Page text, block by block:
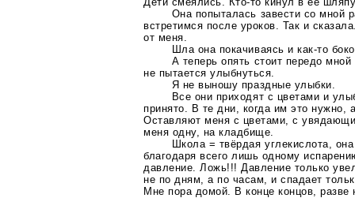
Она попыталась завести со мной
встретимся после уроков. Так и
от меня.
Шла она покачиваясь икак-то
А теперь опять стоит передо
не пытается улыбнуться.
Я не выношу праздные улыбки.
Все они приходят с цветами и
принято. В те дни, когда им это нужно,
Оставляют меня с цветами, с
меня одну, на кладбище.
Школа = твёрдая углекислота,
благодаря всего лишь одному
давление. Ложь!!! Давление только
не по дням, а по часам, и спадает
Мне пора домой. В конце концов, разве